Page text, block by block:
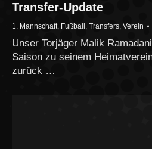
Transfer-Update
1. Mannschaft, Fußball , Transfers, Verein
Unser Torjäger Malik
Saison zu seinem
zurück …